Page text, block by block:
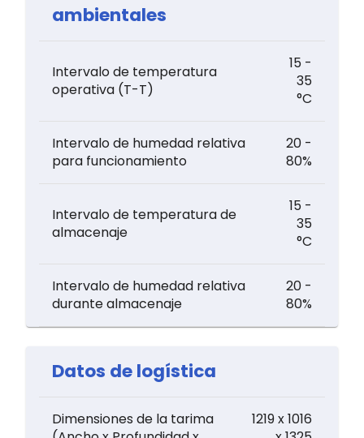
ambientales
Intervalo de temperatura
operativa (T-T)
15 -
35
°C
Intervalo de humedad relativa
para funcionamiento
20 -
80%
Intervalo de temperatura de
almacenaje
15 -
35
°C
Intervalo de humedad relativa
durante almacenaje
20 -
80%
Datos de logística
Dimensiones de la tarima
1219 x 1016